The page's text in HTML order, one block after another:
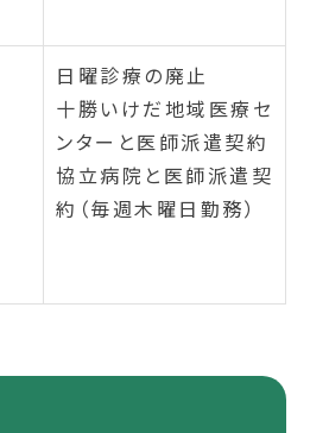
日曜診療の廃止
十勝いけだ地域医療セ
ンターと医師派遣契約
協立病院と医師派遣契
約（毎週木曜日勤務）